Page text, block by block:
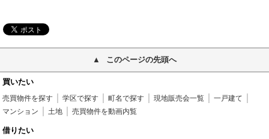
このページの先頭へ
買いたい
売買物件を探す 学区で探す 町名で探す 現地販売会一覧
一戸建て
マンション
土地 売買物件を動画内覧
借りたい